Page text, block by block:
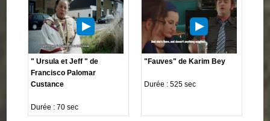
" Ursula et Jeff " de
Francisco Palomar
Custance
Durée : 70 sec
"Fauves" de Karim Bey
Durée : 525 sec